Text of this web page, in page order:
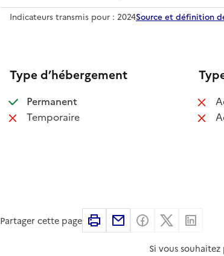
Indicateurs transmis pour : 2024Source et définition
Type d’hébergement
Permanent: disponible
Temporaire: non disponible
Partager cette page ImprimerPartager par email
Partager sur
Partager
Si vous